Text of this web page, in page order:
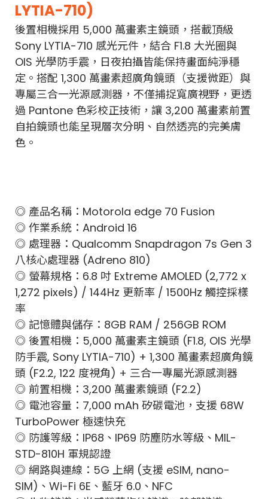
LYTIA-710)
後置相機採用 5,000 萬畫素主鏡頭，搭載頂級
Sony LYTIA-710 感光元件，結合 F1.8 大光圈與
OIS 光學防手震，日夜拍攝皆能保持畫面純淨穩
定。搭配 1,300 萬畫素超廣角鏡頭（支援微距）與
專屬三合一光源感測器，不僅捕捉寬廣視野，更透
過 Pantone 色彩校正技術，讓 3,200 萬畫素前置
自拍鏡頭也能呈現層次分明、自然透亮的完美膚
色。
◎ 產品名稱：Motorola edge 70 Fusion
◎ 作業系統：Android 16
◎ 處理器：Qualcomm Snapdragon 7s Gen 3
八核心處理器 (Adreno 810)
◎ 螢幕規格：6.8 吋 Extreme AMOLED (2,772 x
1,272 pixels) / 144Hz 更新率 / 1500Hz 觸控採樣
率
◎ 記憶體與儲存：8GB RAM / 256GB ROM
◎ 後置相機：5,000 萬畫素主鏡頭 (F1.8, OIS 光學
防手震, Sony LYTIA-710) + 1,300 萬畫素超廣角鏡
頭 (F2.2, 122 度視角) + 三合一專屬光源感測器
◎ 前置相機：3,200 萬畫素鏡頭 (F2.2)
◎ 電池容量：7,000 mAh 矽碳電池，支援 68W
TurboPower 極速快充
◎ 防護等級：IP68、IP69 防塵防水等級、MIL-
STD-810H 軍規認證
◎ 網路與連線：5G 上網 (支援 eSIM, nano-
SIM)、Wi-Fi 6E、藍牙 6.0、NFC